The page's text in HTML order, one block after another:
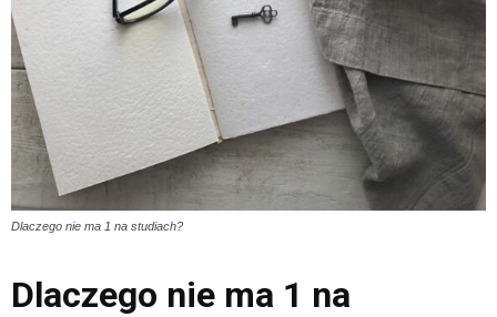
Dlaczego nie ma 1 na studiach?
Dlaczego nie ma 1 na